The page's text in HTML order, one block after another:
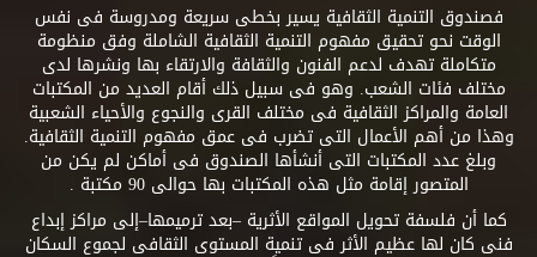
فصندوق التنمية الثقافية يسير بخطى سريعة ومدروسة فى نفس
الوقت نحو تحقيق مفهوم التنمية الثقافية الشاملة وفق منظومة
متكاملة تهدف لدعم الفنون والثقافة والارتقاء بها ونشرها لدى
مختلف فئات الشعب. وهو فى سبيل ذلك أقام العديد من المكتبات
العامة والمراكز الثقافية فى مختلف القرى والنجوع والأحياء الشعبية
وهذا من أهم الأعمال التى تضرب فى عمق مفهوم التنمية الثقافية.
وبلغ عدد المكتبات التى أنشأها الصندوق فى أماكن لم يكن من
المتصور إقامة مثل هذه المكتبات بها حوالى 90 مكتبة .
كما أن فلسفة تحويل المواقع الأثرية –بعد ترميمها–إلى مراكز إبداع
فنى كان لها عظيم الأثر فى تنمية المستوى الثقافى لجموع السكان